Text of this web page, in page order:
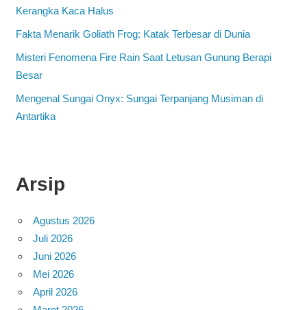
Kerangka Kaca Halus
Fakta Menarik Goliath Frog: Katak Terbesar di Dunia
Misteri Fenomena Fire Rain Saat Letusan Gunung Berapi
Besar
Mengenal Sungai Onyx: Sungai Terpanjang Musiman di
Antartika
Arsip
Agustus 2026
Juli 2026
Juni 2026
Mei 2026
April 2026